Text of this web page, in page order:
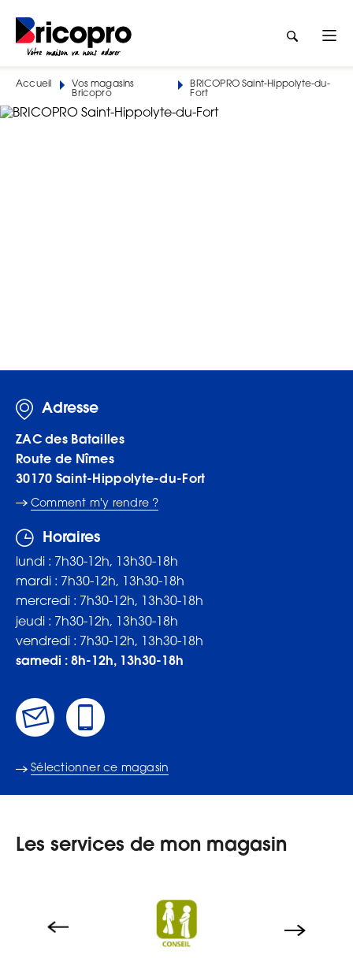
Accueil
Vos magasins
Bricopro
BRICOPRO Saint-Hippolyte-du-
Fort
Adresse
ZAC des Batailles
Route de Nîmes
30170 Saint-Hippolyte-du-Fort
Comment m'y rendre ?
Horaires
lundi : 7h30-12h, 13h30-18h
mardi : 7h30-12h, 13h30-18h
mercredi : 7h30-12h, 13h30-18h
jeudi : 7h30-12h, 13h30-18h
vendredi : 7h30-12h, 13h30-18h
samedi : 8h-12h, 13h30-18h
Sélectionner ce magasin
Les services de mon magasin